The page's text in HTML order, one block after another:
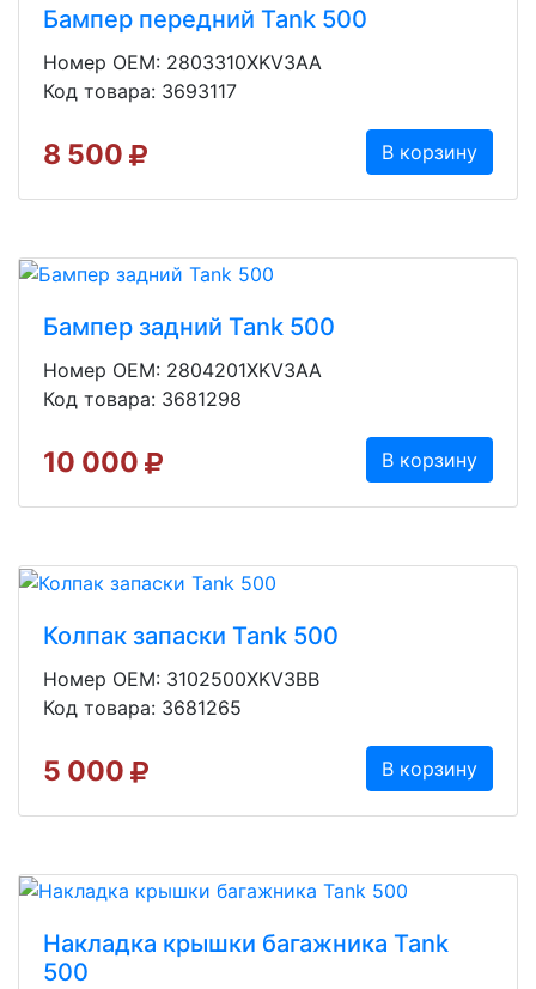
Бампер передний Tank 500
Номер OEM: 2803310XKV3AA
Код товара: 3693117
8 500 В корзину
Бампер задний Tank 500
Номер OEM: 2804201XKV3AA
Код товара: 3681298
10 000 В корзину
Колпак запаски Tank 500
Номер OEM: 3102500XKV3BB
Код товара: 3681265
5 000 В корзину
Накладка крышки багажника Tank
500